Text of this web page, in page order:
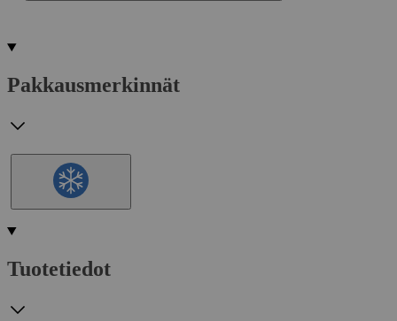
Pakkausmerkinnät
Tuotetiedot